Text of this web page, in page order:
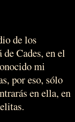
de los
Cades, en el
mi
por eso, sólo
en ella, en